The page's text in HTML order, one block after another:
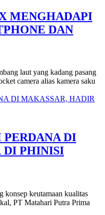
MENGHADAPI
DAN
laut yang kadang pasang
camera alias kamera saku
PERDANA DI
DI PHINISI
konsep keutamaan kualitas
PT Matahari Putra Prima